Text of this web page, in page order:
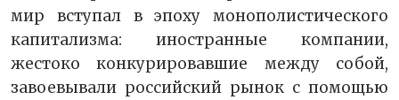
мир вступал в эпоху монополистического
капитализма: иностранные компании,
жестоко конкурировавшие между собой,
завоевывали российский рынок с помощью